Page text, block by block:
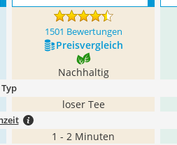
1501 Bewertungen
Preis­vergleich
Nachhaltig
Typ
loser Tee
1 - 2 Minuten